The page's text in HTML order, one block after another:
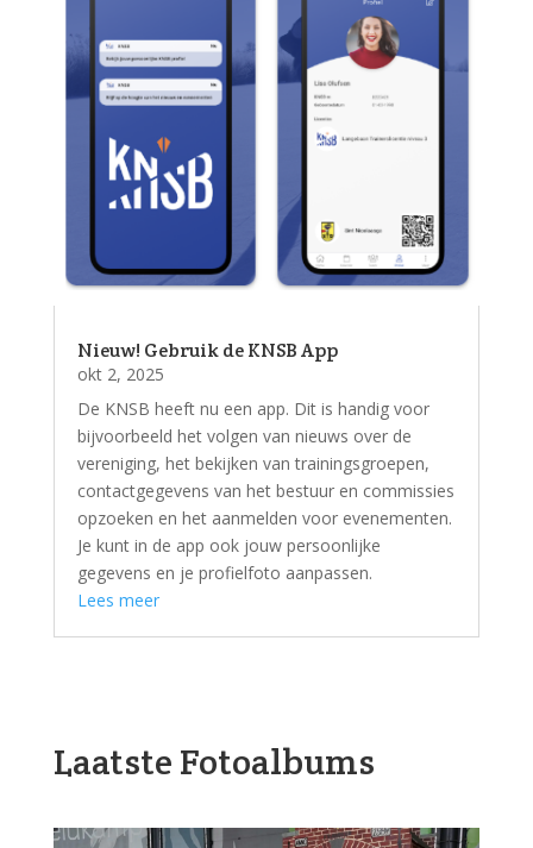
Nieuw! Gebruik de KNSB App
okt 2, 2025
De KNSB heeft nu een app. Dit is handig voor
bijvoorbeeld het volgen van nieuws over de
vereniging, het bekijken van trainingsgroepen,
contactgegevens van het bestuur en commissies
opzoeken en het aanmelden voor evenementen.
Je kunt in de app ook jouw persoonlijke
gegevens en je profielfoto aanpassen.
Lees meer
Laatste Fotoalbums